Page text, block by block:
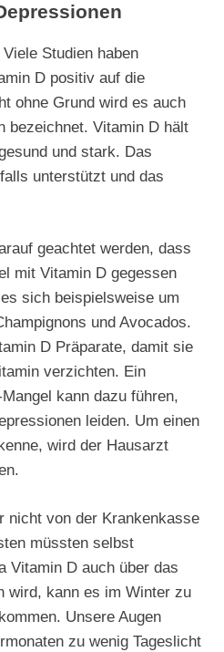
Studien haben
D positiv auf die
ohne Grund wird es auch
bezeichnet. Vitamin D hält
und stark. Das
unterstützt und das
geachtet werden, dass
mit Vitamin D gegessen
sich beispielsweise um
und Avocados.
D Präparate, damit sie
verzichten. Ein
kann dazu führen,
leiden. Um einen
wird der Hausarzt
nicht von der Krankenkasse
müssten selbst
Vitamin D auch über das
wird, kann es im Winter zu
Unsere Augen
zu wenig Tageslicht